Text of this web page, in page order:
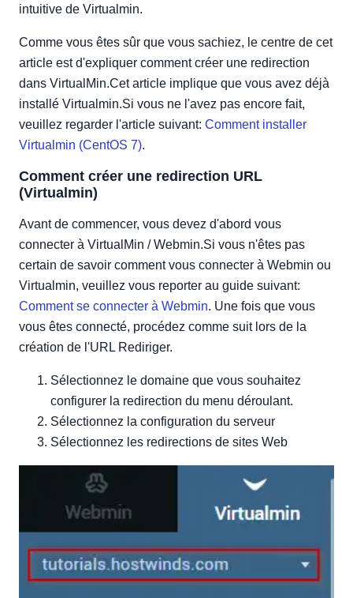
intuitive de Virtualmin.
Comme vous êtes sûr que vous sachiez, le centre de cet
article est d'expliquer comment créer une redirection
dans VirtualMin.Cet article implique que vous avez déjà
installé Virtualmin.Si vous ne l'avez pas encore fait,
veuillez regarder l'article suivant: Comment installer
Virtualmin (CentOS 7).
Comment créer une redirection URL
(Virtualmin)
Avant de commencer, vous devez d'abord vous
connecter à VirtualMin / Webmin.Si vous n'êtes pas
certain de savoir comment vous connecter à Webmin ou
Virtualmin, veuillez vous reporter au guide suivant:
Comment se connecter à Webmin. Une fois que vous
vous êtes connecté, procédez comme suit lors de la
création de l'URL Rediriger.
Sélectionnez le domaine que vous souhaitez
configurer la redirection du menu déroulant.
Sélectionnez la configuration du serveur
Sélectionnez les redirections de sites Web